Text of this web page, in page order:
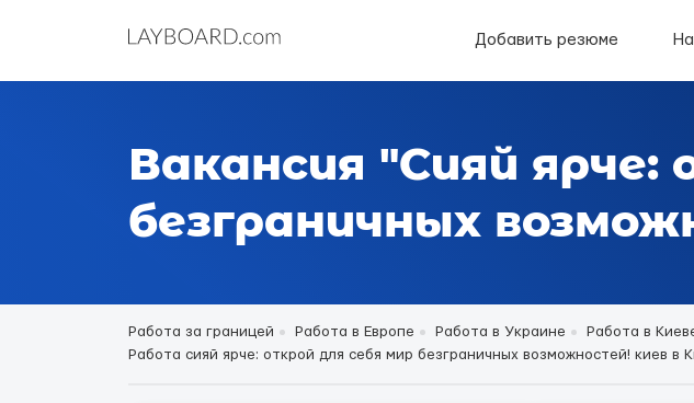
Добавить резюме
Вакансия "Сияй ярче:
безграничных
Работа за границей Работа в Европе Работа в Украине
Работа в
Работа сияй ярче: открой для себя мир безграничных возможностей! киев в